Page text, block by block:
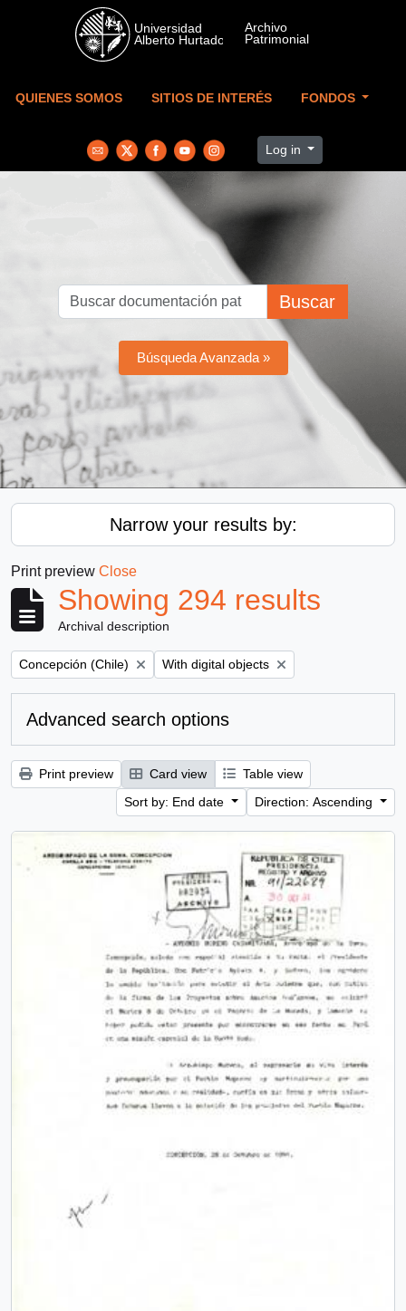
Skip to main content
QUIENES SOMOS SITIOS DE INTERÉS FONDOS
Log in
Buscar
Búsqueda Avanzada »
Narrow your results by:
Print preview Close
Showing 294 results
Archival description
Remove filter:
Concepción (Chile) Remove filter:
With digital objects
Advanced search options
Print preview Card view
Table view
Sort by: End date
Direction: Ascending